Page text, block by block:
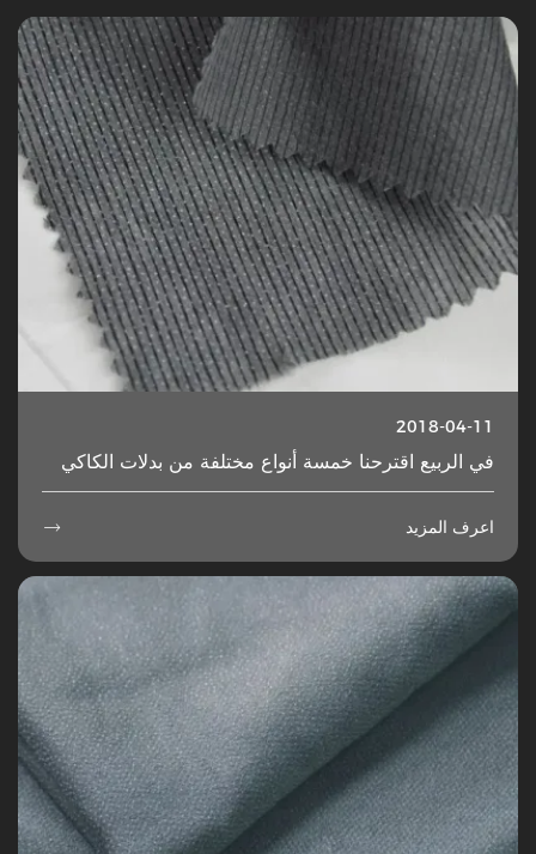
2018-04-11
في الربيع اقترحنا خمسة أنواع مختلفة من بدلات الكاكي
اعرف المزيد 